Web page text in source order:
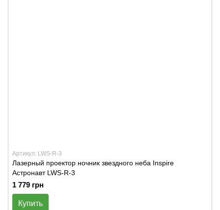
Артикул: LWS-R-3
Лазерный проектор ночник звездного неба Inspire
Астронавт LWS-R-3
1 779 грн
Купить